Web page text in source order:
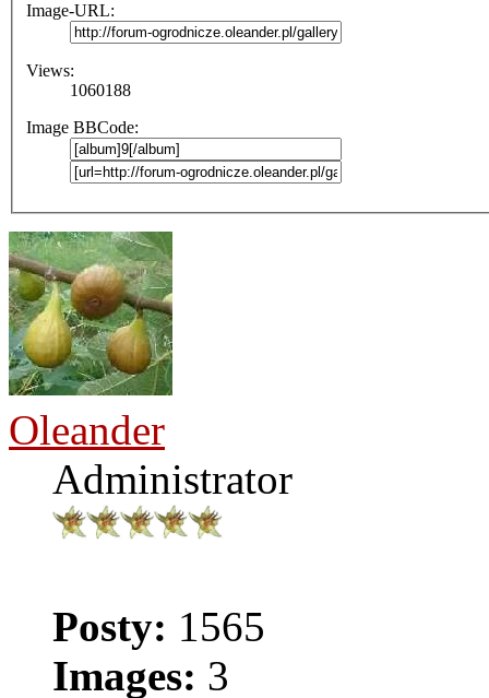
Image-URL:
Views:
1060188
Image BBCode:
Oleander
Administrator
Posty: 1565
Images: 3